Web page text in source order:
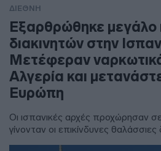
ΔΙΕΘΝΗ
Εξαρθρώθηκε μεγάλο
διακινητών στην
Μετέφεραν
Αλγερία και
Ευρώπη
Οι ισπανικές αρχές προχώρησαν
γίνονταν οι επικίνδυνες θαλάσσιες